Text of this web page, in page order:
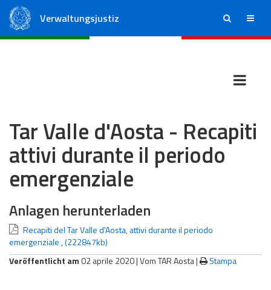
Verwaltungsjustiz ricerca menu
Tar Valle d'Aosta - Recapiti
attivi durante il periodo
emergenziale
Anlagen herunterladen
Recapiti del Tar Valle d'Aosta, attivi durante il periodo
emergenziale ,(222847kb)
Veröffentlicht am 02 aprile 2020 |Vom TAR Aosta| Stampa